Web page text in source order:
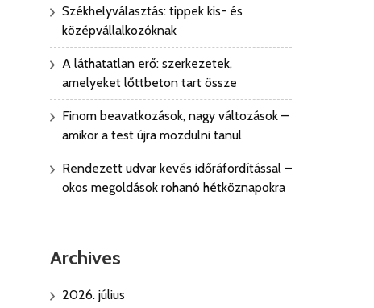
Székhelyválasztás: tippek kis- és
középvállalkozóknak
A láthatatlan erő: szerkezetek,
amelyeket lőttbeton tart össze
Finom beavatkozások, nagy változások –
amikor a test újra mozdulni tanul
Rendezett udvar kevés időráfordítással –
okos megoldások rohanó hétköznapokra
Archives
2026. július